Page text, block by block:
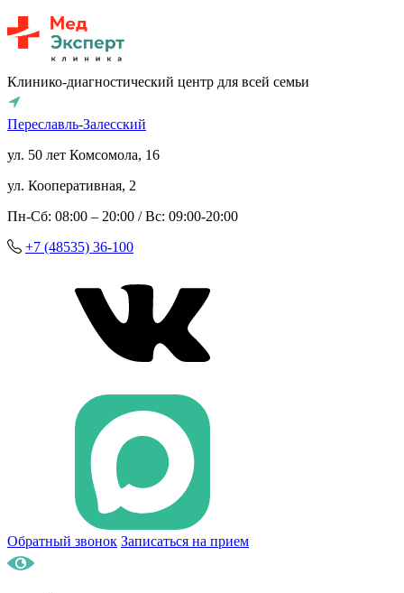
Клинико-диагностический центр для всей семьи
Переславль-Залесский
ул. 50 лет Комсомола, 16
ул. Кооперативная, 2
Пн-Сб: 08:00 – 20:00 / Вс: 09:00-20:00
+7 (48535) 36-100
Обратный звонок Записаться на прием